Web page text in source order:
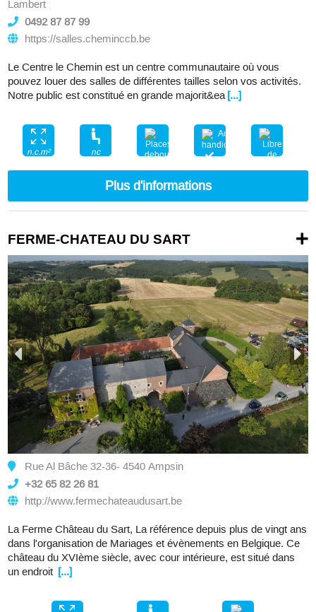
Lambert
0492 87 87 99
https://salles.cheminccb.be
Le Centre le Chemin est un centre communautaire où vous
pouvez louer des salles de différentes tailles selon vos activités.
Notre public est constitué en grande majorit&ea[...]
n.c.m²
nc
Plus d'informations
FERME-CHATEAU DU SART
Rue Al Bâche 32-36- 4540 Ampsin
+32 65 82 26 81
http://www.fermechateaudusart.be
La Ferme Château du Sart, La référence depuis plus de vingt ans
dans l'organisation de Mariages et évènements en Belgique. Ce
château du XVIème siècle, avec cour intérieure, est situé dans
un endroit [...]